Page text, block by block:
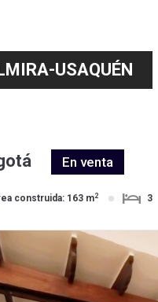
USAQUÉN
En venta
construida: 163 m2 3